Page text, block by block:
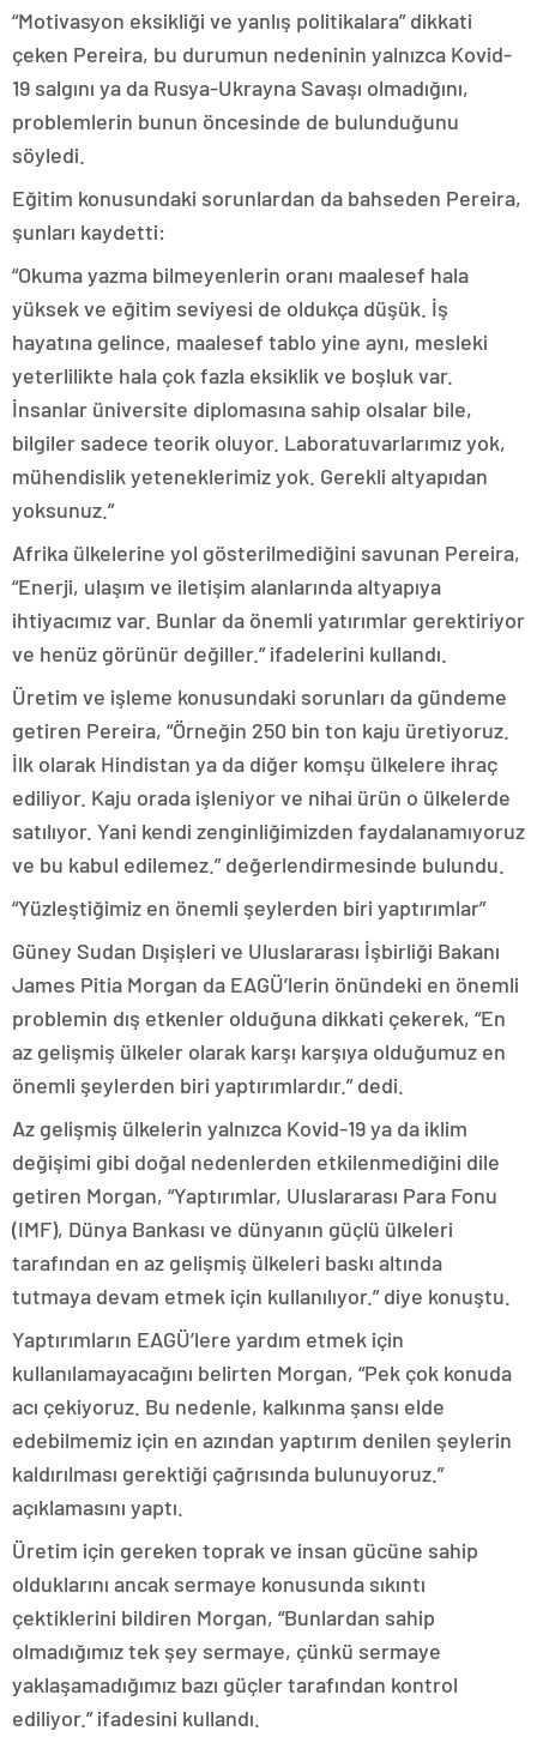
“Motivasyon eksikliği ve yanlış politikalara” dikkati
çeken Pereira, bu durumun nedeninin yalnızca Kovid-
19 salgını ya da Rusya-Ukrayna Savaşı olmadığını,
problemlerin bunun öncesinde de bulunduğunu
söyledi.
Eğitim konusundaki sorunlardan da bahseden Pereira,
şunları kaydetti:
“Okuma yazma bilmeyenlerin oranı maalesef hala
yüksek ve eğitim seviyesi de oldukça düşük. İş
hayatına gelince, maalesef tablo yine aynı, mesleki
yeterlilikte hala çok fazla eksiklik ve boşluk var.
İnsanlar üniversite diplomasına sahip olsalar bile,
bilgiler sadece teorik oluyor. Laboratuvarlarımız yok,
mühendislik yeteneklerimiz yok. Gerekli altyapıdan
yoksunuz.”
Afrika ülkelerine yol gösterilmediğini savunan Pereira,
“Enerji, ulaşım ve iletişim alanlarında altyapıya
ihtiyacımız var. Bunlar da önemli yatırımlar gerektiriyor
ve henüz görünür değiller.” ifadelerini kullandı.
Üretim ve işleme konusundaki sorunları da gündeme
getiren Pereira, “Örneğin 250 bin ton kaju üretiyoruz.
İlk olarak Hindistan ya da diğer komşu ülkelere ihraç
ediliyor. Kaju orada işleniyor ve nihai ürün o ülkelerde
satılıyor. Yani kendi zenginliğimizden faydalanamıyoruz
ve bu kabul edilemez.” değerlendirmesinde bulundu.
“Yüzleştiğimiz en önemli şeylerden biri yaptırımlar”
Güney Sudan Dışişleri ve Uluslararası İşbirliği Bakanı
James Pitia Morgan da EAGÜ’lerin önündeki en önemli
problemin dış etkenler olduğuna dikkati çekerek, “En
az gelişmiş ülkeler olarak karşı karşıya olduğumuz en
önemli şeylerden biri yaptırımlardır.” dedi.
Az gelişmiş ülkelerin yalnızca Kovid-19 ya da iklim
değişimi gibi doğal nedenlerden etkilenmediğini dile
getiren Morgan, “Yaptırımlar, Uluslararası Para Fonu
(IMF), Dünya Bankası ve dünyanın güçlü ülkeleri
tarafından en az gelişmiş ülkeleri baskı altında
tutmaya devam etmek için kullanılıyor.” diye konuştu.
Yaptırımların EAGÜ’lere yardım etmek için
kullanılamayacağını belirten Morgan, “Pek çok konuda
acı çekiyoruz. Bu nedenle, kalkınma şansı elde
edebilmemiz için en azından yaptırım denilen şeylerin
kaldırılması gerektiği çağrısında bulunuyoruz.”
açıklamasını yaptı.
Üretim için gereken toprak ve insan gücüne sahip
olduklarını ancak sermaye konusunda sıkıntı
çektiklerini bildiren Morgan, “Bunlardan sahip
olmadığımız tek şey sermaye, çünkü sermaye
yaklaşamadığımız bazı güçler tarafından kontrol
ediliyor.” ifadesini kullandı.